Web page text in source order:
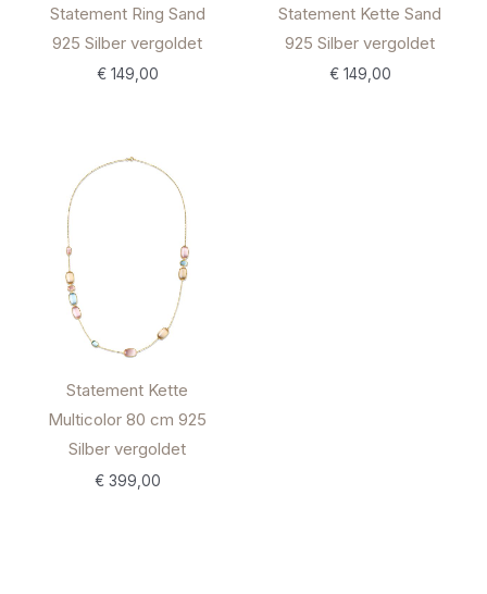
Statement Ring Sand
925 Silber vergoldet
€149,00
Statement Kette Sand
925 Silber vergoldet
€149,00
Statement Kette
Multicolor 80 cm 925
Silber vergoldet
€399,00